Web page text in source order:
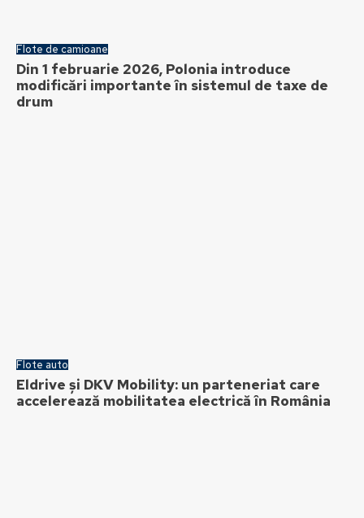
Flote de camioane
Din 1 februarie 2026, Polonia introduce
modificări importante în sistemul de taxe de
drum
Flote auto
Eldrive și DKV Mobility: un parteneriat care
accelerează mobilitatea electrică în România